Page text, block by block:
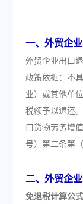
一、外贸企
外贸企业出口
政策依据：不
业）或其他单
税额予以退还
口货物劳务增
号）第二条第（
二、外贸企
免退税计算公式